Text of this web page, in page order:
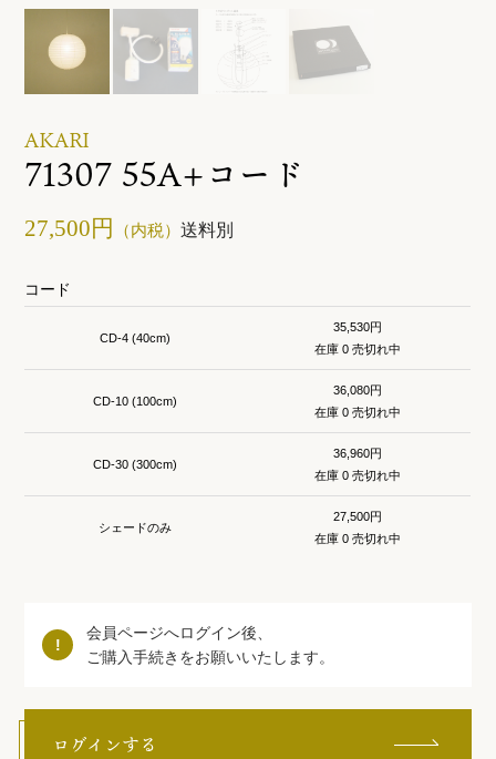
ご利用ガイド お問い合わせ
AKARI
71307 55A+コード
27,500円 （内税）送料別
コード
CD-4 (40cm)
35,530円
在庫 0 売切れ中
CD-10 (100cm)
36,080円
在庫 0 売切れ中
CD-30 (300cm)
36,960円
在庫 0 売切れ中
シェードのみ
27,500円
在庫 0 売切れ中
会員ページへログイン後、
ご購入手続きをお願いいたします。
ログインする